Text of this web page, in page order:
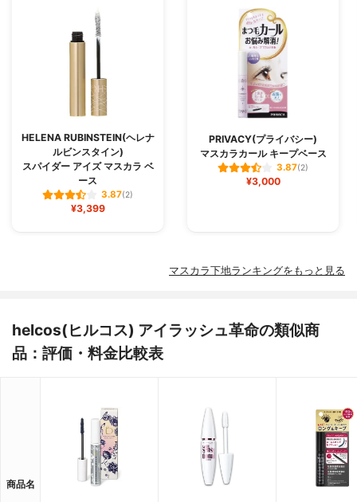
HELENA RUBINSTEIN(ヘレナ
ルビンスタイン)
スパイダー アイズ マスカラ ベ
ース
3.87(2)
¥3,399
PRIVACY(プライバシー)
マスカラカール キープベース
3.87(2)
¥3,000
マスカラ下地ランキングをもっと見る
helcos(ヒルコス) アイラッシュ革命の類似商
品：評価・料金比較表
商品名